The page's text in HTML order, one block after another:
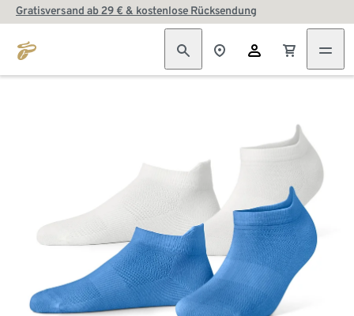
Gratisversand ab 29 € & kostenlose Rücksendung